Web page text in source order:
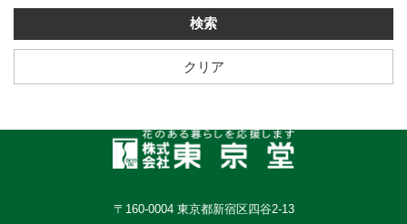
クリア
〒160-0004 東京都新宿区四谷2-13